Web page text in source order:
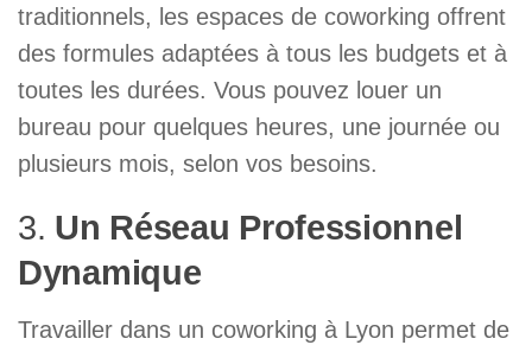
traditionnels, les espaces de coworking offrent
des formules adaptées à tous les budgets et à
toutes les durées. Vous pouvez louer un
bureau pour quelques heures, une journée ou
plusieurs mois, selon vos besoins.
3. Un Réseau Professionnel
Dynamique
Travailler dans un coworking à Lyon permet de